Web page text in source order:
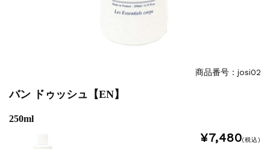
商品番号：josi02
バン ドゥッシュ【EN】
250ml
¥7,480(税込)